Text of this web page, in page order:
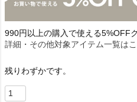
990円以上の購入で使える5%OFF
詳細・その他対象アイテム一覧は
残りわずかです。